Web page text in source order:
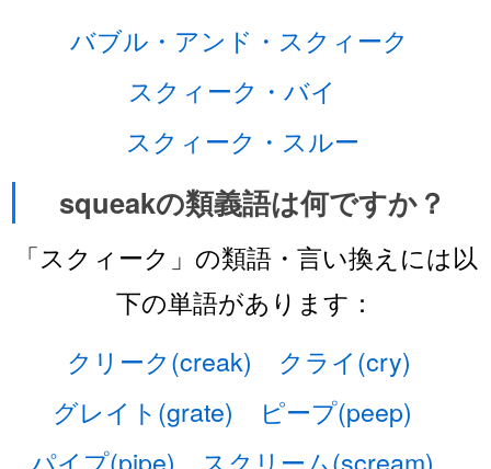
バブル・アンド・スクィーク
スクィーク・バイ
スクィーク・スルー
squeakの類義語は何ですか？
「スクィーク」の類語・言い換えには以
下の単語があります：
クリーク(creak)
クライ(cry)
グレイト(grate)
ピープ(peep)
パイプ(pipe)
スクリーム(scream)